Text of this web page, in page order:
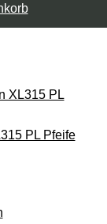
PL Pfeife